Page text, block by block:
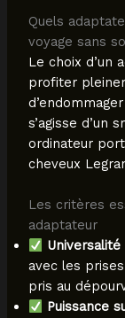
Quels
voyage sans
Le choix d’un
profiter
s’agisse d’un
ordinateur
cheveux
Les critères
adaptateur
Universalité
avec les
pris au
Puissance